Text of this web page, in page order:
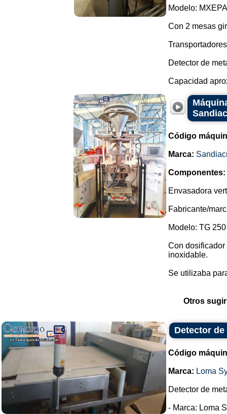
Modelo:
Con 2 mesas
Detector de
Capacidad
Código
Marca:
Componentes:
Envasadora
Fabricante/
Modelo: TG
Con
inoxidable.
Se utilizaba
Otros
Detector
Código
Marca: Loma
Detector de
- Marca: Loma